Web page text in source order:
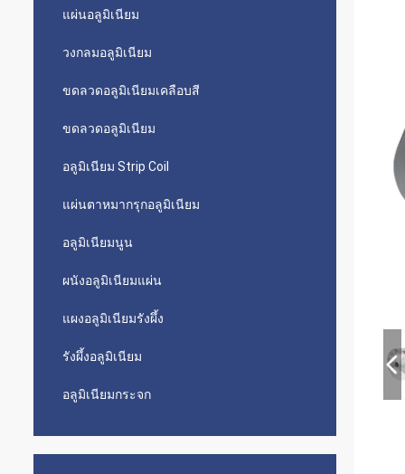
แผ่นอลูมิเนียม
วงกลมอลูมิเนียม
ขดลวดอลูมิเนียมเคลือบสี
ขดลวดอลูมิเนียม
อลูมิเนียม Strip Coil
แผ่นตาหมากรุกอลูมิเนียม
อลูมิเนียมนูน
ผนังอลูมิเนียมแผ่น
แผงอลูมิเนียมรังผึ้ง
รังผึ้งอลูมิเนียม
อลูมิเนียมกระจก